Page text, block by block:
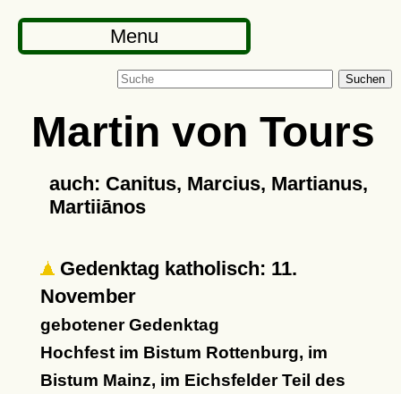
Menu
Suchen
Martin von Tours
auch: Canitus, Marcius, Martianus,
Martiiānos
Gedenktag katholisch: 11.
November
gebotener Gedenktag
Hochfest im Bistum Rottenburg, im
Bistum Mainz, im Eichsfelder Teil des